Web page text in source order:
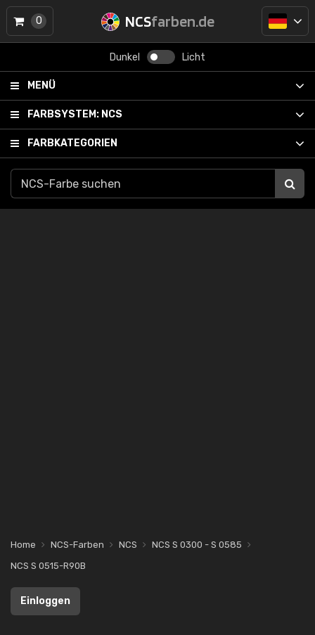
NCSfarben.de
Dunkel Licht
MENÜ
FARBSYSTEM: NCS
FARBKATEGORIEN
0
Home NCS-Farben NCS
NCS S 0300 - S 0585
NCS S 0515-R90B
Einloggen